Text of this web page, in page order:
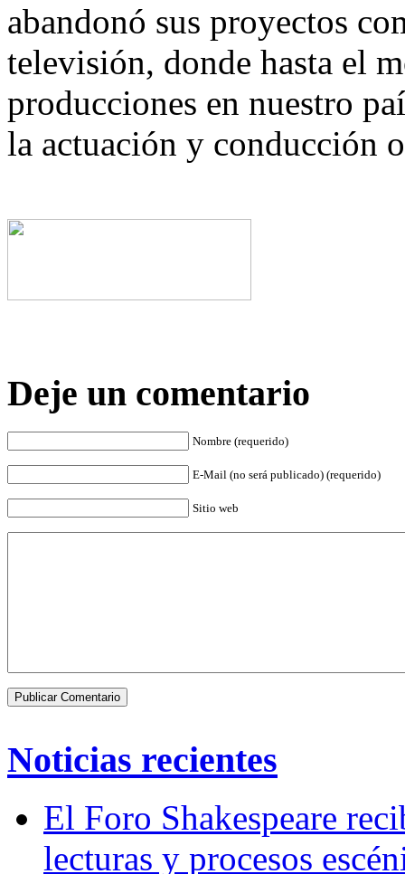
abandonó sus proyectos
televisión, donde hasta el
producciones en nuestro
la actuación y conducción
Deje un comentario
Nombre (requerido)
E-Mail (no será publicado) (requerido)
Sitio web
Noticias recientes
El Foro Shakespeare
lecturas y procesos